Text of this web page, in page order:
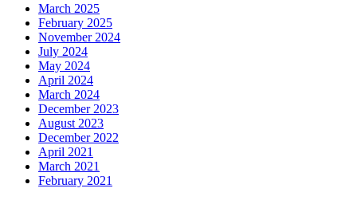
March 2025
February 2025
November 2024
July 2024
May 2024
April 2024
March 2024
December 2023
August 2023
December 2022
April 2021
March 2021
February 2021